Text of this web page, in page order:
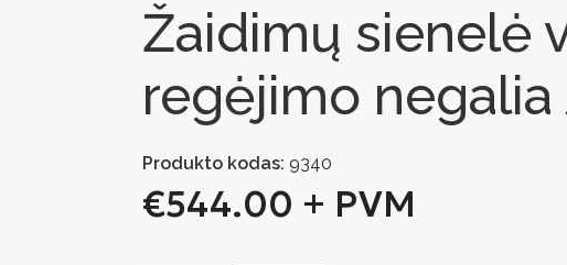
Žaidimų sienelė
regėjimo negalia
Produkto kodas: 9340
€544.00 + PVM